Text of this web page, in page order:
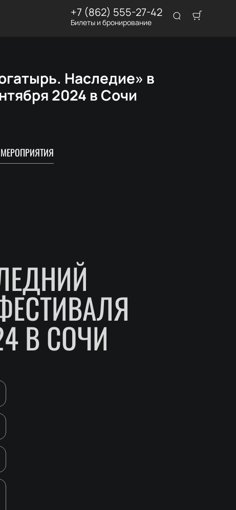
+7 (862) 555-27-42
Билеты и бронирование
Наследие» в
2024 в Сочи
В СОЧИ